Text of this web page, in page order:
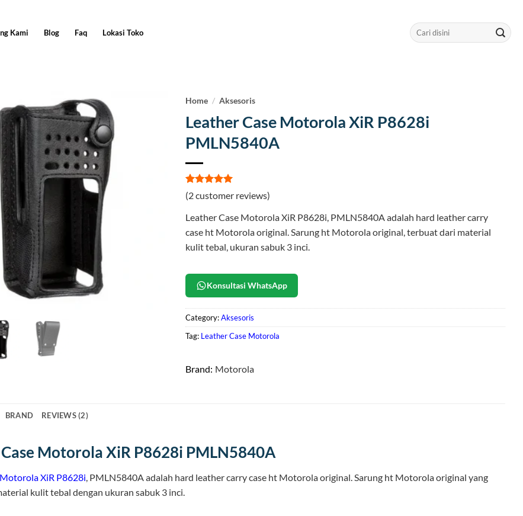
Kami Blog Faq Lokasi Toko
Search
for:
Home / Aksesoris
Leather Case Motorola XiR P8628i
PMLN5840A
Rated5
out of 5
2
customer
ratings
(2customer reviews)
Leather Case Motorola XiR P8628i, PMLN5840A adalah hard leather carry
case ht Motorola original. Sarung ht Motorola original, terbuat dari material
kulit tebal, ukuran sabuk 3 inci.
Konsultasi WhatsApp
Category:Aksesoris
Tag: Leather Case Motorola
Brand: Motorola
BRAND REVIEWS (2)
Motorola XiR P8628i PMLN5840A
Motorola XiR P8628i, PMLN5840A adalah hard leather carry case ht Motorola original. Sarung ht Motorola original yang
kulit tebal dengan ukuran sabuk 3 inci.